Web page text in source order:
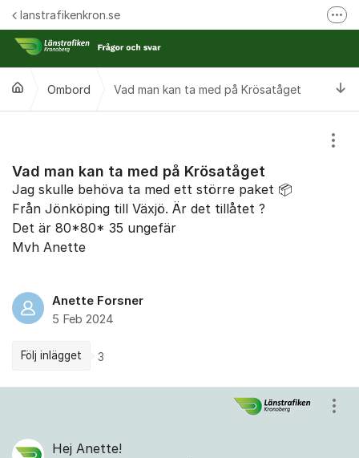
Hoppa till innehåll
lanstrafikenkron.se
Länstrafiken Kronobergs webbplats
Ombord Vad man kan ta med på Krösatåget
Vad man kan ta med på Krösatåget
Jag skulle behöva ta med ett större paket 📦
Från Jönköping till Växjö. Är det tillåtet ?
Det är 80*80* 35 ungefär
Mvh Anette
Anette Forsner
5 Feb 2024
Följ inlägget 3
Hej Anette!